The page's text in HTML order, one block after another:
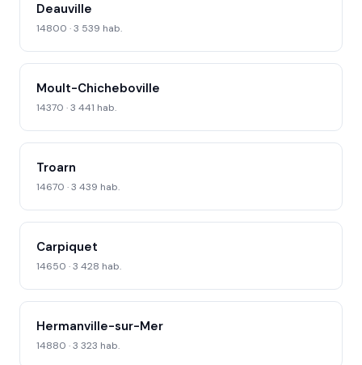
Deauville
14800 · 3 539 hab.
Moult-Chicheboville
14370 · 3 441 hab.
Troarn
14670 · 3 439 hab.
Carpiquet
14650 · 3 428 hab.
Hermanville-sur-Mer
14880 · 3 323 hab.